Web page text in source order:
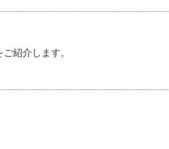
紹介します。